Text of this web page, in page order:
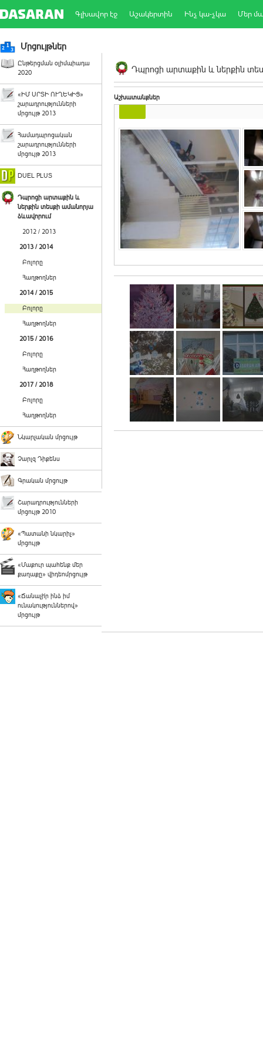
Գլխավոր էջ Աշակերտին Ինչ կա-չկա Մեր
Մրցույթներ
Ընթերցման օլիմպիադա
2020
«ԻՄ ՍՐՏԻ ՈՒՂԵԿԻՑ»
շարադրությունների
մրցույթ 2013
Համադպրոցական
շարադրությունների
մրցույթ 2013
DUEL PLUS
Դպրոցի արտաքին և
ներքին տեսքի ամանորյա
ձևավորում
2012 / 2013
2013 / 2014
Բոլորը
Հաղթողներ
2014 / 2015
Բոլորը
Հաղթողներ
2015 / 2016
Բոլորը
Հաղթողներ
2017 / 2018
Բոլորը
Հաղթողներ
Նկարչական մրցույթ
Չարլզ Դիքենս
Գրական մրցույթ
Շարադրությունների
մրցույթ 2010
«Պատանի նկարիչ»
մրցույթ
«Մաքուր պահենք մեր
քաղաքը» վիդեոմրցույթ
«Ճանաչի՛ր ինձ իմ
ունակություններով»
մրցույթ
Դպրոցի արտաքին և ներքին
Աշխատանքներ